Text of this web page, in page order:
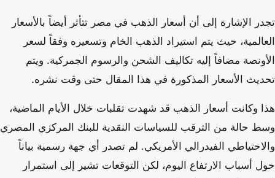
تجدر الإشارة إلى أن أسعار الذهب في مصر تتأثر أيضاً بالأسعار
العالمية، حيث يتم استيراد الذهب الخام وتسعيره وفقاً لسعر
الأونصة مضافاً إليه تكاليف الشحن والرسوم الجمركية. ويتم
تحديث الأسعار المذكورة في هذا المقال حتى وقت نشره.
هذا وكانت أسعار الذهب قد شهدت تقلبات خلال الأيام الماضية،
وسط حالة من الترقب للسياسات النقدية للبنك المركزي المصري
والاحتياطي الفيدرالي الأمريكي. لم تصدر أي جهة رسمية بياناً
حول أسباب الارتفاع اليوم، لكن التوقعات تشير إلى استمرار